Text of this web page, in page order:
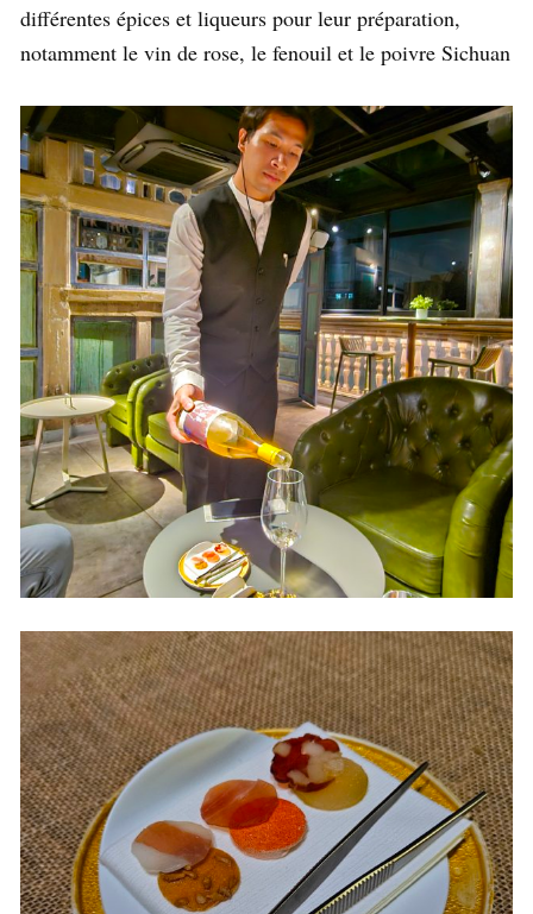
différentes épices et liqueurs pour leur préparation,
notamment le vin de rose, le fenouil et le poivre Sichuan